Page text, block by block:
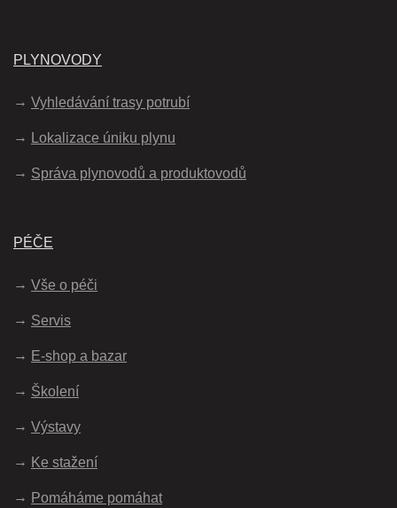
PLYNOVODY
Vyhledávání trasy potrubí
Lokalizace úniku plynu
Správa plynovodů a produktovodů
PÉČE
Vše o péči
Servis
E-shop a bazar
Školení
Výstavy
Ke stažení
Pomáháme pomáhat